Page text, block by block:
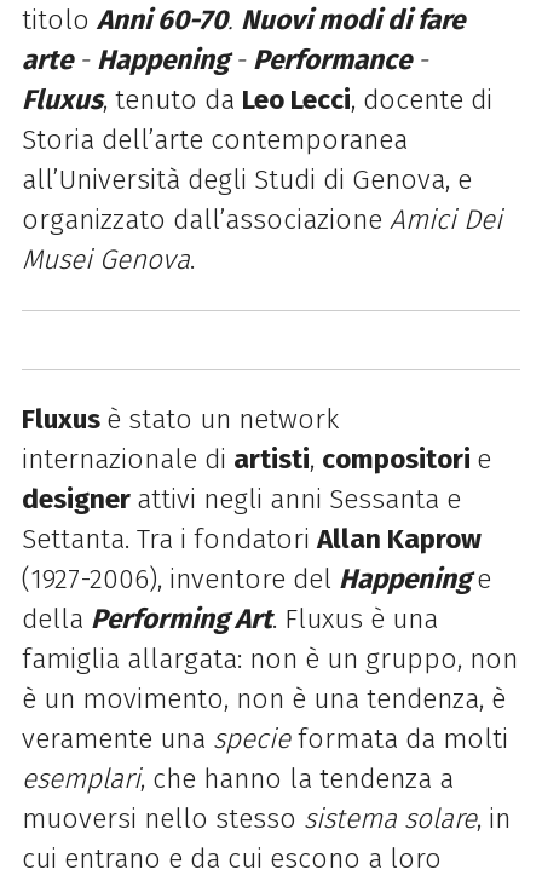
titolo Anni 60-70. Nuovi modi di fare
arte - Happening- Performance -
Fluxus, tenuto da Leo Lecci, docente di
Storia dell’arte contemporanea
all’Università degli Studi di Genova, e
organizzato dall’associazione Amici Dei
Musei Genova.
Fluxus è stato un network
internazionale di artisti, compositori e
designer attivi negli anni Sessanta e
Settanta. Tra i fondatoriAllan Kaprow
(1927-2006), inventore del Happeninge
della Performing Art. Fluxus è una
famiglia allargata: non è un gruppo, non
è un movimento, non è una tendenza, è
veramente una specieformata da molti
esemplari, che hanno la tendenza a
muoversi nello stesso sistema solare, in
cui entrano e da cui escono a loro